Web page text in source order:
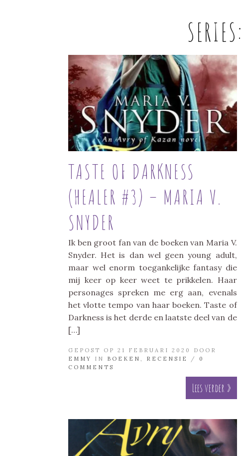
SERIES:
TASTE OF DARKNESS
(HEALER #3) – MARIA V.
SNYDER
Ik ben groot fan van de boeken van Maria V.
Snyder. Het is dan wel geen young adult,
maar wel enorm toegankelijke fantasy die
mij keer op keer weet te prikkelen. Haar
personages spreken me erg aan, evenals
het vlotte tempo van haar boeken. Taste of
Darkness is het derde en laatste deel van de
[…]
GEPOST OP 21 FEBRUARI 2020 DOOR
EMMY
IN BOEKEN , RECENSIE / 0
COMMENTS
Lees verder »